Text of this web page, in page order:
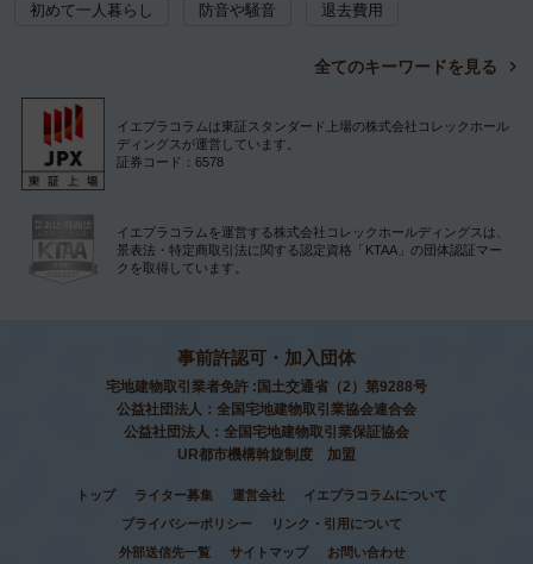
初めて一人暮らし 防音や騒音 退去費用
全てのキーワードを見る
イエプラコラムは東証スタンダード上場の株式会社コレックホール
ディングスが運営しています。
証券コード：6578
イエプラコラムを運営する株式会社コレックホールディングスは、
景表法・特定商取引法に関する認定資格「KTAA」の団体認証マー
クを取得しています。
事前許認可・加入団体
宅地建物取引業者免許 :国土交通省（2）第9288号
公益社団法人：全国宅地建物取引業協会連合会
公益社団法人：全国宅地建物取引業保証協会
UR都市機構斡旋制度 加盟
トップ ライター募集 運営会社
イエプラコラムについて
プライバシーポリシー
リンク・引用について
外部送信先一覧
サイトマップ お問い合わせ